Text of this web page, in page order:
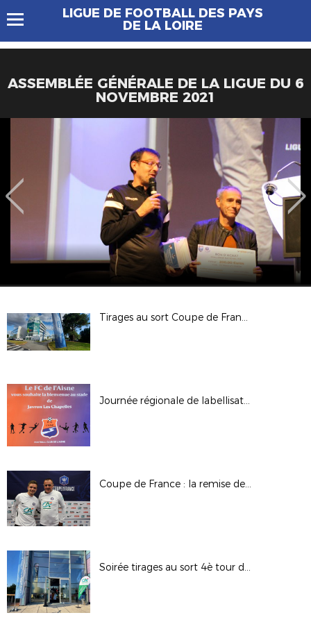
LIGUE DE FOOTBALL DES PAYS
DE LA LOIRE
ASSEMBLÉE GÉNÉRALE DE LA LIGUE DU 6
NOVEMBRE 2021
Tirages au sort Coupe de France et Coupe de France Féminine à Nantes
Journée régionale de labellisation au FC de l'Aisne
Coupe de France : la remise des maillots !
Soirée tirages au sort 4è tour de la Coupe de France et 3è tour de la Coupe de France Féminine